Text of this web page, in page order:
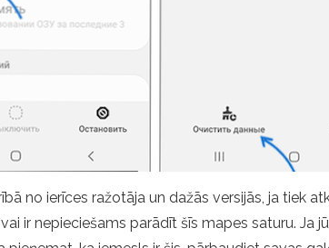
no ierīces ražotāja un dažās versijās, ja tiek
ir nepieciešams parādīt šīs mapes saturu. Ja